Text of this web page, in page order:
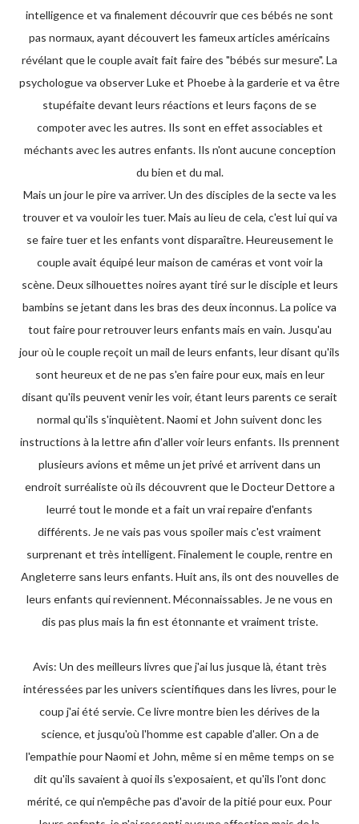
intelligence et va finalement découvrir que ces bébés ne sont
pas normaux, ayant découvert les fameux articles américains
révélant que le couple avait fait faire des "bébés sur mesure". La
psychologue va observer Luke et Phoebe à la garderie et va être
stupéfaite devant leurs réactions et leurs façons de se
compoter avec les autres. Ils sont en effet associables et
méchants avec les autres enfants. Ils n'ont aucune conception
du bien et du mal.
Mais un jour le pire va arriver. Un des disciples de la secte va les
trouver et va vouloir les tuer. Mais au lieu de cela, c'est lui qui va
se faire tuer et les enfants vont disparaître. Heureusement le
couple avait équipé leur maison de caméras et vont voir la
scène. Deux silhouettes noires ayant tiré sur le disciple et leurs
bambins se jetant dans les bras des deux inconnus. La police va
tout faire pour retrouver leurs enfants mais en vain. Jusqu'au
jour où le couple reçoit un mail de leurs enfants, leur disant qu'ils
sont heureux et de ne pas s'en faire pour eux, mais en leur
disant qu'ils peuvent venir les voir, étant leurs parents ce serait
normal qu'ils s'inquiètent. Naomi et John suivent donc les
instructions à la lettre afin d'aller voir leurs enfants. Ils prennent
plusieurs avions et même un jet privé et arrivent dans un
endroit surréaliste où ils découvrent que le Docteur Dettore a
leurré tout le monde et a fait un vrai repaire d'enfants
différents. Je ne vais pas vous spoiler mais c'est vraiment
surprenant et très intelligent. Finalement le couple, rentre en
Angleterre sans leurs enfants. Huit ans, ils ont des nouvelles de
leurs enfants qui reviennent. Méconnaissables. Je ne vous en
dis pas plus mais la fin est étonnante et vraiment triste.
Avis: Un des meilleurs livres que j'ai lus jusque là, étant très
intéressées par les univers scientifiques dans les livres, pour le
coup j'ai été servie. Ce livre montre bien les dérives de la
science, et jusqu'où l'homme est capable d'aller. On a de
l'empathie pour Naomi et John, même si en même temps on se
dit qu'ils savaient à quoi ils s'exposaient, et qu'ils l'ont donc
mérité, ce qui n'empêche pas d'avoir de la pitié pour eux. Pour